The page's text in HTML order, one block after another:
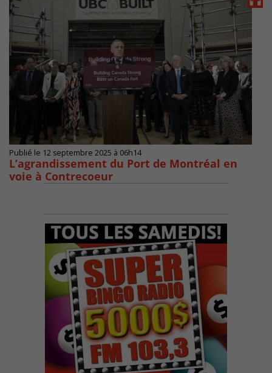
Publié le 12 septembre 2025 à 06h14
L’agrandissement du Port de Montréal en
voie à Contrecoeur